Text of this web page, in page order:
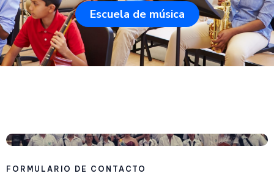
Escuela de música
FORMULARIO DE CONTACTO